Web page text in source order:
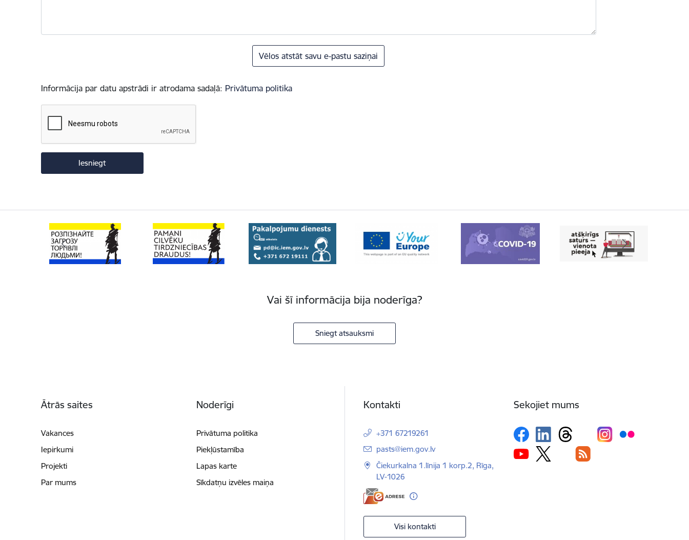
Vēlos atstāt savu e-pastu saziņai
Informācija par datu apstrādi ir atrodama sadaļā: Privātuma politika
Vai šī informācija bija noderīga?
Sniegt atsauksmi
Ātrās saites
Vakances
Iepirkumi
Projekti
Par mums
Noderīgi
Privātuma politika
Piekļūstamība
Lapas karte
Sīkdatņu izvēles maiņa
Kontakti
+371 67219261
E-pasts:
pasts@iem.gov.lv
Čiekurkalna 1.līnija 1 korp.2, Rīga,
LV-1026
Visi kontakti
Sekojiet mums